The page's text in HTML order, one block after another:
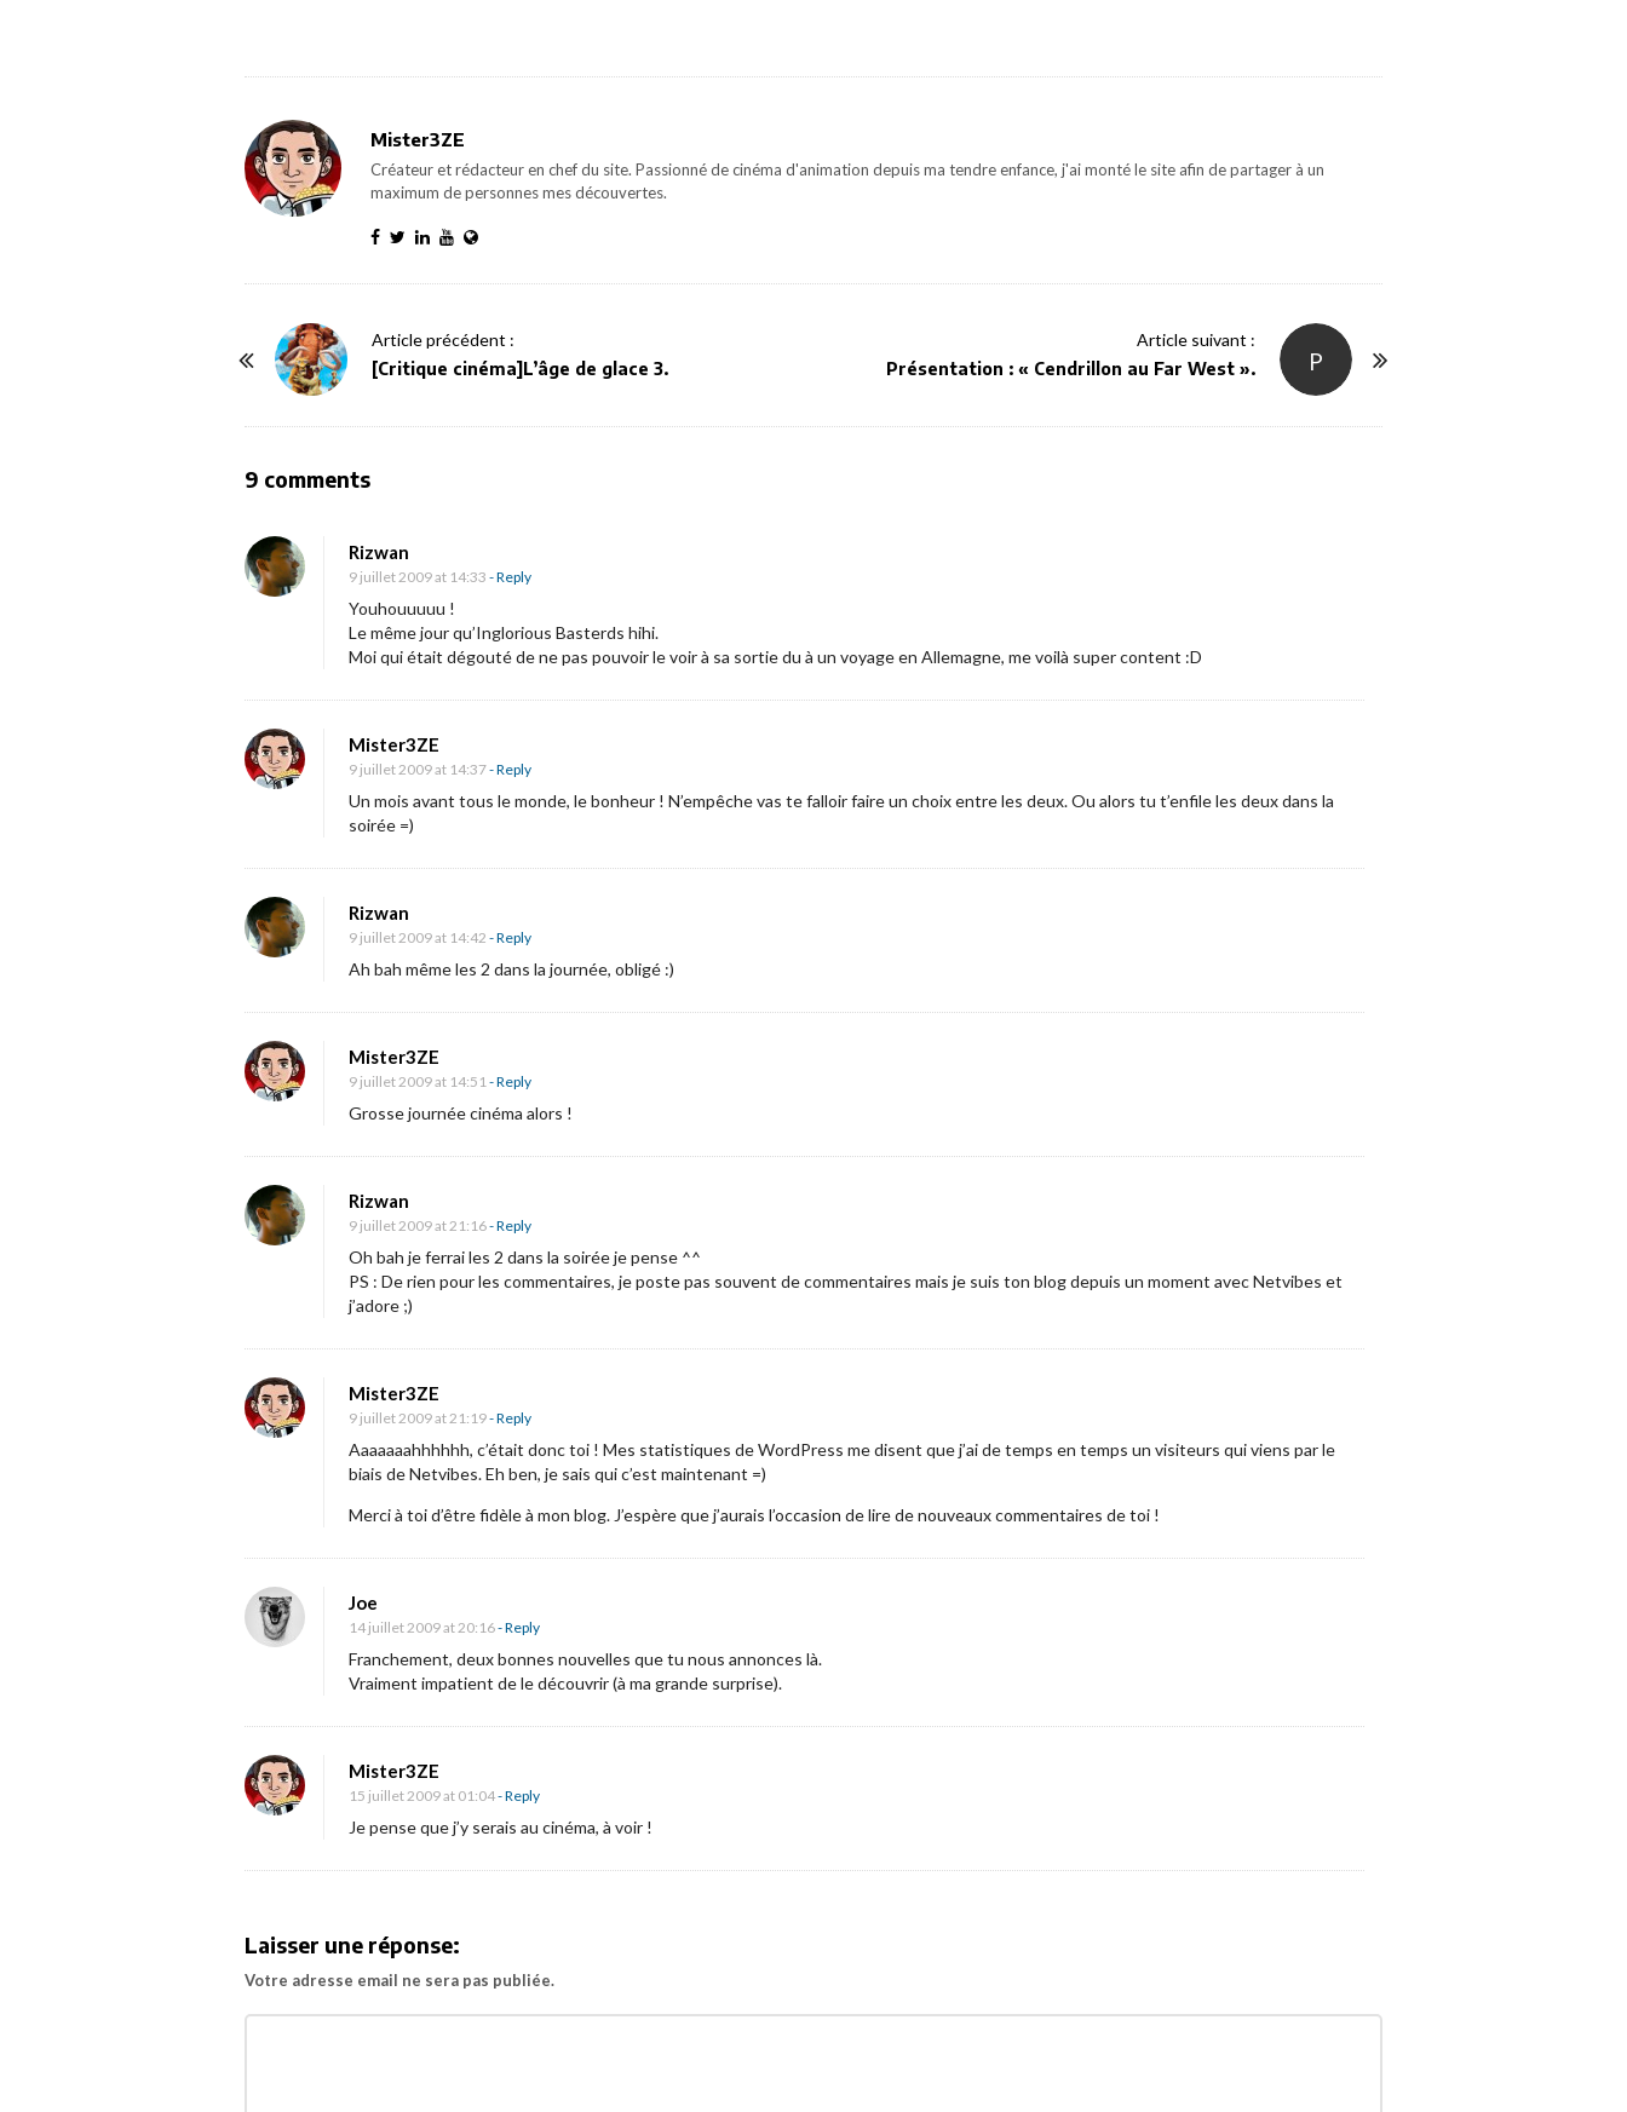
Mister3ZE
Créateur et rédacteur en chef du site. Passionné de cinéma d'animation depuis ma tendre enfance, j'ai monté le site afin de partager à un
maximum de personnes mes découvertes.
Article précédent :
[Critique cinéma]L’âge de glace 3.
P
Article suivant :
Présentation : « Cendrillon au Far West ».
9 commentsO
L
a
b
a
d
e
-
a
n
n
o
n
c
e
N
u
m
é
r
»
e
s
a
o
u
v
e
l
e
e
d
e
Rizwan
9 juillet 2009 at 14:33 - Reply
Youhouuuuu !
Le même jour qu’Inglorious Basterds hihi.
Moi qui était dégouté de ne pas pouvoir le voir à sa sortie du à un voyage en Allemagne, me voilà super content :D
Mister3ZE
9 juillet 2009 at 14:37- Reply
Un mois avant tous le monde, le bonheur ! N’empêche vas te falloir faire un choix entre les deux. Ou alors tu t’enfile les deux dans la
soirée =)
Rizwan
9 juillet 2009 at 14:42 - Reply
Ah bah même les 2 dans la journée, obligé :)
Mister3ZE
9 juillet 2009 at 14:51- Reply
Grosse journée cinéma alors !
Rizwan
9 juillet 2009 at 21:16- Reply
Oh bah je ferrai les 2 dans la soirée je pense ^^
PS : De rien pour les commentaires, je poste pas souvent de commentaires mais je suis ton blog depuis un moment avec Netvibes et
j’adore ;)
Mister3ZE
9 juillet 2009 at 21:19- Reply
Aaaaaaahhhhhh, c’était donc toi ! Mes statistiques de WordPress me disent que j’ai de temps en temps un visiteurs qui viens par le
biais de Netvibes. Eh ben, je sais qui c’est maintenant =)
Merci à toi d’être fidèle à mon blog. J’espère que j’aurais l’occasion de lire de nouveaux commentaires de toi !
Joe
14 juillet 2009 at 20:16- Reply
Franchement, deux bonnes nouvelles que tu nous annonces là.
Vraiment impatient de le découvrir (à ma grande surprise).
Mister3ZE
15 juillet 2009 at 01:04- Reply
Je pense que j’y serais au cinéma, à voir !
Laisser une réponse:
Votre adresse email ne sera pas publiée.